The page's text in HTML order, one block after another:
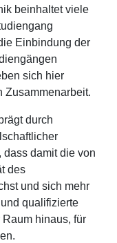
beinhaltet viele
Einbindung der
sich hier
Zusammenarbeit.
durch
dass damit die von
des
und sich mehr
qualifizierte
hinaus, für